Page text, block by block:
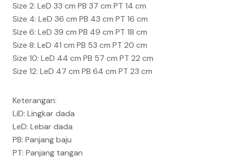
Size 2: LeD 33 cm PB 37 cm PT 14 cm
Size 4: LeD 36 cm PB 43 cm PT 16 cm
Size 6: LeD 39 cm PB 49 cm PT 18 cm
Size 8: LeD 41 cm PB 53 cm PT 20 cm
Size 10: LeD 44 cm PB 57 cm PT 22 cm
Size 12: LeD 47 cm PB 64 cm PT 23 cm
Keterangan:
LiD: Lingkar dada
LeD: Lebar dada
PB: Panjang baju
PT: Panjang tangan